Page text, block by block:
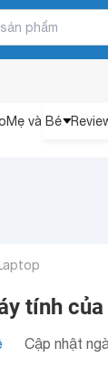
Mẹ và Bé
tính
Cập nhật